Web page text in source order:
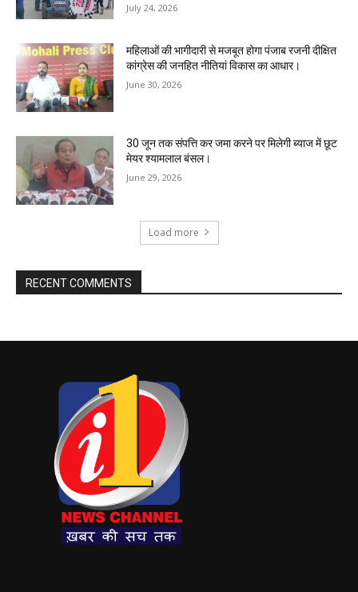
July 24, 2026
महिलाओं की भागीदारी से मजबूत होगा पंजाब रजनी दीक्षित
कांग्रेस की जनहित नीतियां विकास का आधार।
June 30, 2026
30 जून तक संपत्ति कर जमा करने पर मिलेगी ब्याज में छूट
मेयर श्यामलाल बंसल।
June 29, 2026
Load more
RECENT COMMENTS